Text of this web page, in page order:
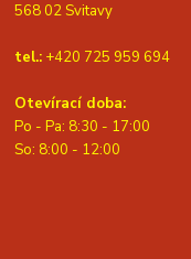
568 02 Svitavy
tel.: +420 725 959 694
Otevírací doba:
Po - Pa: 8:30 - 17:00
So: 8:00 - 12:00